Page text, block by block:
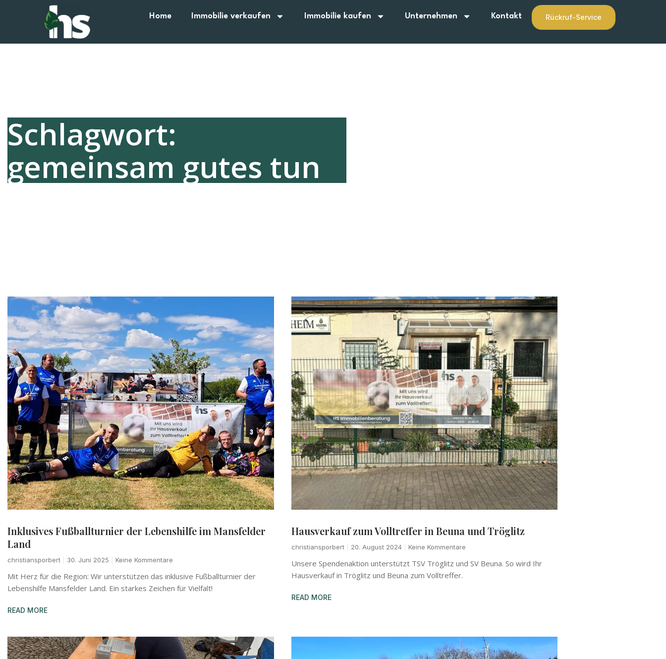
Home Immobilie verkaufen Immobilie kaufen Unternehmen Kontakt Rückruf-Service
Schlagwort:
gemeinsam gutes tun
Inklusives Fußballturnier der Lebenshilfe im Mansfelder
Land
christiansporbert 30. Juni 2025 Keine Kommentare
Mit Herz für die Region: Wir unterstützen das inklusive Fußballturnier der
Lebenshilfe Mansfelder Land. Ein starkes Zeichen für Vielfalt!
READ MORE
Hausverkauf zum Volltreffer in Beuna und Tröglitz
christiansporbert 20. August 2024 Keine Kommentare
Unsere Spendenaktion unterstützt TSV Tröglitz und SV Beuna. So wird Ihr
Hausverkauf in Tröglitz und Beuna zum Volltreffer.
READ MORE